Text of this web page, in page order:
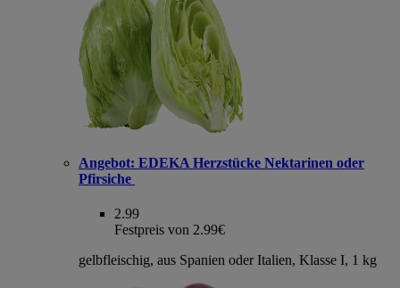
Angebot: EDEKA Herzstücke Nektarinen oder
Pfirsiche
2.99
Festpreis von 2.99€
gelbfleischig, aus Spanien oder Italien, Klasse I, 1 kg